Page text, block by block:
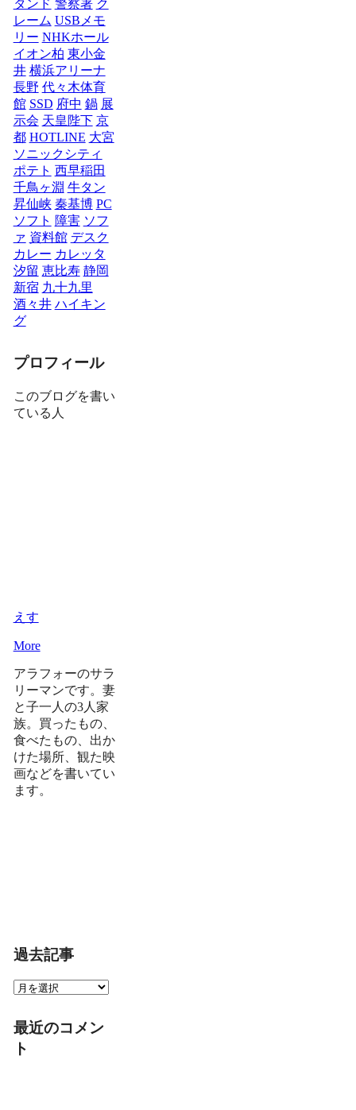
タンド 警察署 ク
レーム USBメモ
リー NHKホール
イオン柏 東小金
井 横浜アリーナ
長野 代々木体育
館 SSD 府中 鍋 展
示会 天皇陛下 京
都 HOTLINE 大宮
ソニックシティ
ポテト 西早稲田
千鳥ヶ淵 牛タン
昇仙峡 秦基博 PC
ソフト 障害 ソフ
ァ 資料館 デスク
カレー カレッタ
汐留 恵比寿 静岡
新宿 九十九里
酒々井 ハイキン
グ
プロフィール
このブログを書い
ている人
えす
More
アラフォーのサラ
リーマンです。妻
と子一人の3人家
族。買ったもの、
食べたもの、出か
けた場所、観た映
画などを書いてい
ます。
過去記事
過
記
事
最近のコメン
ト